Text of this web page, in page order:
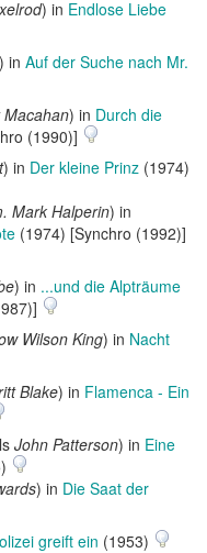
) in Endlose Liebe
) in Auf der Suche nach Mr.
Macahan) in Durch die
(1990)]
) in Der kleine Prinz (1974)
Mark Halperin) in
(1974) [Synchro (1992)]
) in ...und die Alpträume
Wilson King) in Nacht
Blake) in Flamenca - Ein
John Patterson) in Eine
) in Die Saat der
greift ein (1953)